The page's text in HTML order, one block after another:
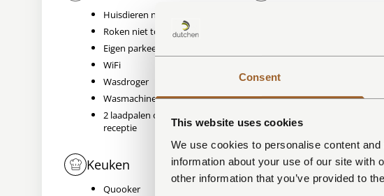
Consent
This website uses cookies
We use cookies to personalise content
information about your use of our site with
other information that you’ve provided to
Huisdieren niet toegestaan
Roken niet toegestaan
Eigen parkeerplaats
WiFi
Wasdroger
Wasmachine
2 laadpalen op parkeerplaats bij de
receptie
Keuken
Quooker
Begane grond